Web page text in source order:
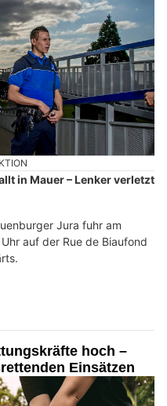
in Mauer – Lenker verletzt
Jura fuhr am
auf der Rue de Biaufond
hoch –
Einsätzen